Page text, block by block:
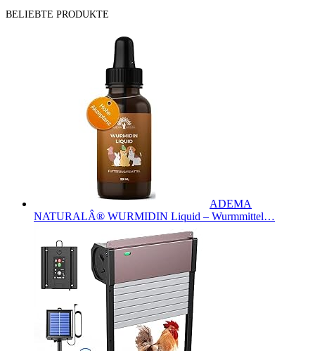
BELIEBTE PRODUKTE
ADEMA
NATURALÂ® WURMIDIN Liquid – Wurmmittel…